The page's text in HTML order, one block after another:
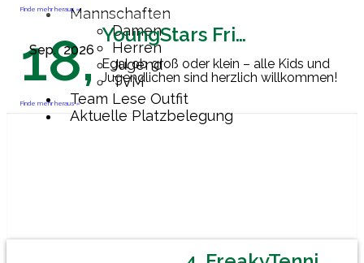
Mannschaften
Damen
Herren
Jugend
TVM
Team Lese Outfit
Aktuelle Platzbelegung
Endrunde zur Deutschen
Mannschaftsmeisterschaft der Herren
60 zu sein. Ab[…]
Finde mehr heraus »
Sep.
18,
2026
YoungStars Friday
Egal ob groß oder klein – alle Kids und
Jugendlichen sind herzlich willkommen!
Finde mehr heraus »